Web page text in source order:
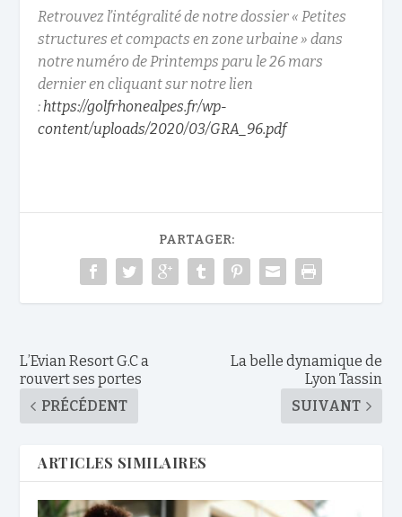
Retrouvez l’intégralité de notre dossier « Petites
structures et compacts en zone urbaine » dans
notre numéro de Printemps paru le 26 mars
dernier en cliquant sur notre lien
:https://golfrhonealpes.fr/wp-
content/uploads/2020/03/GRA_96.pdf
PARTAGER:
L’Evian Resort G.C a
rouvert ses portes
PRÉCÉDENT
La belle dynamique de
Lyon Tassin
SUIVANT
ARTICLES SIMILAIRES